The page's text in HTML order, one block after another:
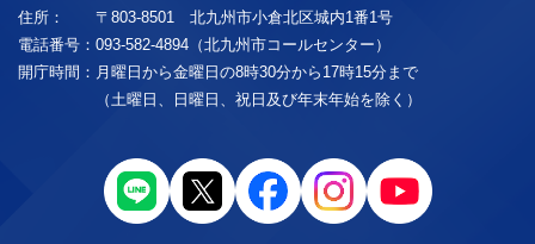
住所：
〒803-8501 北九州市小倉北区城内1番1号
電話番号： 093-582-4894（北九州市コールセンター）
開庁時間： 月曜日から金曜日の8時30分から17時15分まで
（土曜日、日曜日、祝日及び年末年始を除く）